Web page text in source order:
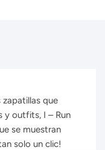
zapatillas que
y outfits, I – Run
se muestran
solo un clic!